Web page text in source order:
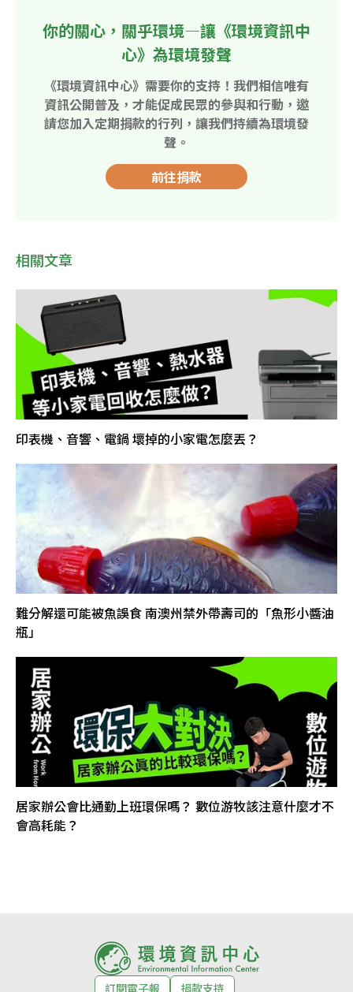
你的關心，關乎環境—讓《環境資訊中
心》為環境發聲
《環境資訊中心》需要你的支持！我們相信唯有
資訊公開普及，才能促成民眾的參與和行動，邀
請您加入定期捐款的行列，讓我們持續為環境發
聲。
前往捐款
相關文章
印表機、音響、電鍋 壞掉的小家電怎麼丟？
難分解還可能被魚誤食 南澳州禁外帶壽司的「魚形小醬油
瓶」
居家辦公會比通勤上班環保嗎？ 數位游牧該注意什麼才不
會高耗能？
訂閱電子報 捐款支持